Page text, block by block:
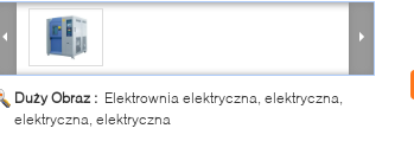
Duży Obraz : Elektrownia elektryczna, elektryczna,
elektryczna, elektryczna